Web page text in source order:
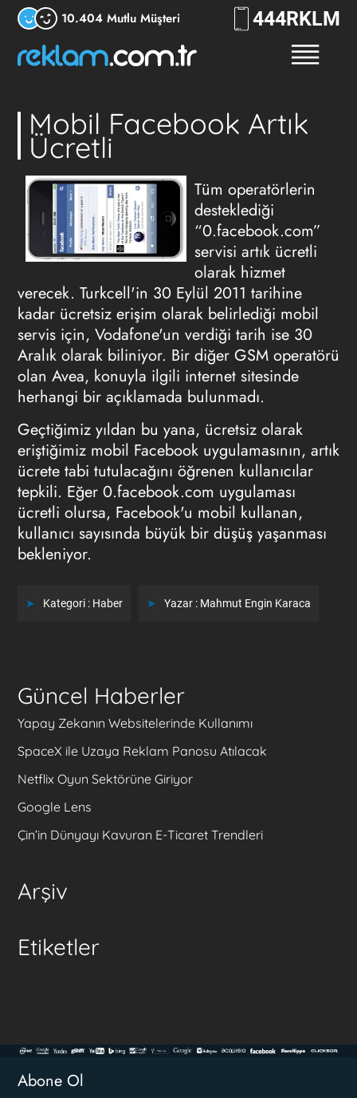
10.404 Mutlu Müşteri 444RKLM
Mobil Facebook Artık
Ücretli
Tüm operatörlerin
desteklediği
“0.facebook.com”
servisi artık ücretli
olarak hizmet
verecek. Turkcell'in 30 Eylül 2011 tarihine
kadar ücretsiz erişim olarak belirlediği mobil
servis için, Vodafone'un verdiği tarih ise 30
Aralık olarak biliniyor. Bir diğer GSM operatörü
olan Avea, konuyla ilgili internet sitesinde
herhangi bir açıklamada bulunmadı.
Geçtiğimiz yıldan bu yana, ücretsiz olarak
eriştiğimiz mobil Facebook uygulamasının, artık
ücrete tabi tutulacağını öğrenen kullanıcılar
tepkili. Eğer 0.facebook.com uygulaması
ücretli olursa, Facebook'u mobil kullanan,
kullanıcı sayısında büyük bir düşüş yaşanması
bekleniyor.
Kategori : Haber Yazar : Mahmut Engin Karaca
Güncel Haberler
Yapay Zekanın Websitelerinde Kullanımı
SpaceX ile Uzaya Reklam Panosu Atılacak
Netflix Oyun Sektörüne Giriyor
Google Lens
Çin’in Dünyayı Kavuran E-Ticaret Trendleri
Arşiv
Etiketler
Abone Ol